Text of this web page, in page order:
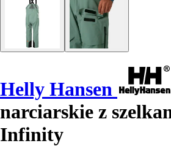
Helly Hansen
narciarskie z
Infinity